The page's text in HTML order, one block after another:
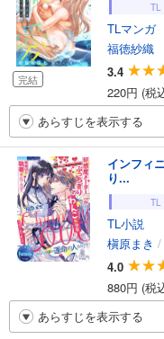
完結
TL
TLマンガ
福徳紗織
3.4
220円 (税
あらすじを表示する
インフィ
り...
TL
TL小説
槇原まき /
4.0
880円 (税
あらすじを表示する